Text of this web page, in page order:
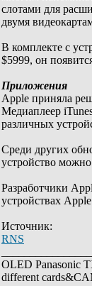
слотами для
двумя
В комплекте с
$5999, он
Приложения
Apple приняла
Медиаплеер
различных
Среди других
устройство
Разработчики
устройствах
Источник:
RNS
OLED Panasonic
different